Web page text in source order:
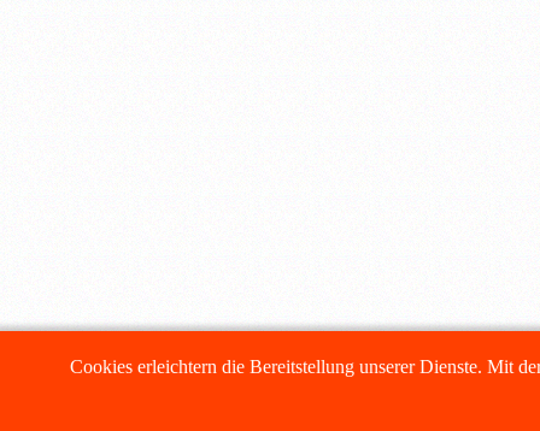
Cookies erleichtern die Bereitstellung unserer Dienste. Mit